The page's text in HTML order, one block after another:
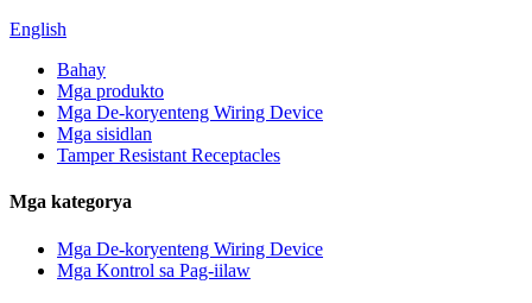
English
Bahay
Mga produkto
Mga De-koryenteng Wiring Device
Mga sisidlan
Tamper Resistant Receptacles
Mga kategorya
Mga De-koryenteng Wiring Device
Mga Kontrol sa Pag-iilaw